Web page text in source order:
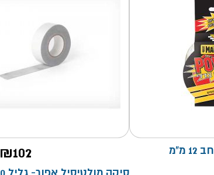
דבק דו צדדי 2.5 מ' רוחב 12 מ"מ
₪102
סיקה מולטיסיל אפור- גליל 10 מ"א